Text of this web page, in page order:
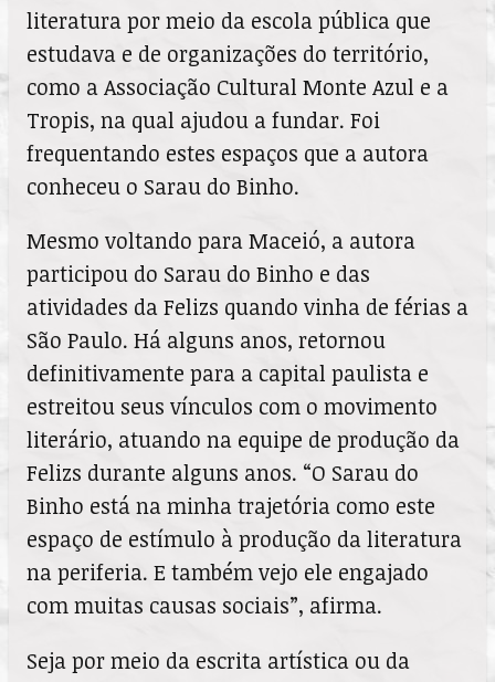
literatura por meio da escola pública que
estudava e de organizações do território,
como a Associação Cultural Monte Azul e a
Tropis, na qual ajudou a fundar. Foi
frequentando estes espaços que a autora
conheceu o Sarau do Binho.
Mesmo voltando para Maceió, a autora
participou do Sarau do Binho e das
atividades da Felizs quando vinha de férias a
São Paulo. Há alguns anos, retornou
definitivamente para a capital paulista e
estreitou seus vínculos com o movimento
literário, atuando na equipe de produção da
Felizs durante alguns anos. “O Sarau do
Binho está na minha trajetória como este
espaço de estímulo à produção da literatura
na periferia. E também vejo ele engajado
com muitas causas sociais”, afirma.
Seja por meio da escrita artística ou da